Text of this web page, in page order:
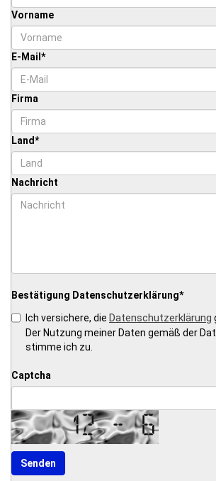
Vorname
E-Mail *
Firma
Land*
Nachricht
Bestätigung Datenschutzerklärung*
Ich versichere, die Datenschutzerklärung
Der Nutzung meiner Daten gemäß der
stimme ich zu.
Captcha